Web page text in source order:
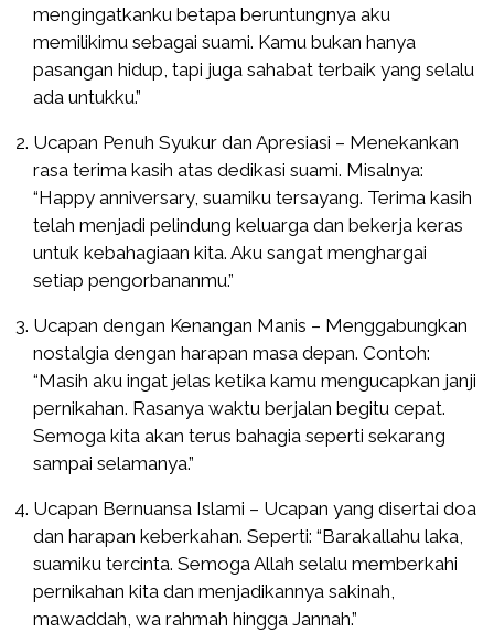
mengingatkanku betapa beruntungnya aku
memilikimu sebagai suami. Kamu bukan hanya
pasangan hidup, tapi juga sahabat terbaik yang selalu
ada untukku.”
Ucapan Penuh Syukur dan Apresiasi – Menekankan
rasa terima kasih atas dedikasi suami. Misalnya:
“Happy anniversary, suamiku tersayang. Terima kasih
telah menjadi pelindung keluarga dan bekerja keras
untuk kebahagiaan kita. Aku sangat menghargai
setiap pengorbananmu.”
Ucapan dengan Kenangan Manis – Menggabungkan
nostalgia dengan harapan masa depan. Contoh:
“Masih aku ingat jelas ketika kamu mengucapkan janji
pernikahan. Rasanya waktu berjalan begitu cepat.
Semoga kita akan terus bahagia seperti sekarang
sampai selamanya.”
Ucapan Bernuansa Islami – Ucapan yang disertai doa
dan harapan keberkahan. Seperti: “Barakallahu laka,
suamiku tercinta. Semoga Allah selalu memberkahi
pernikahan kita dan menjadikannya sakinah,
mawaddah, wa rahmah hingga Jannah.”